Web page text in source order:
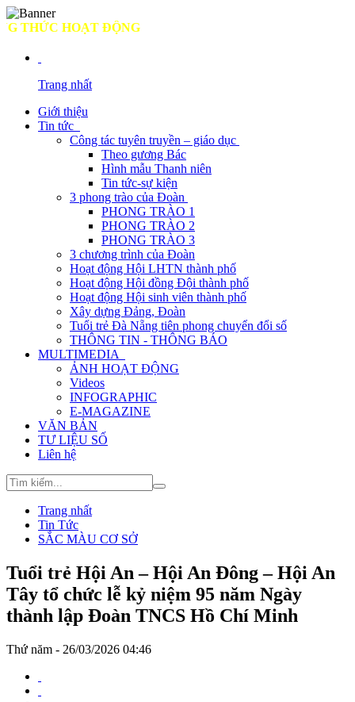
HOẠT ĐỘNG
Trang nhất
Giới thiệu
Tin tức
Công tác tuyên truyền – giáo dục
Theo gương Bác
Hình mẫu Thanh niên
Tin tức-sự kiện
3 phong trào của Đoàn
PHONG TRÀO 1
PHONG TRÀO 2
PHONG TRÀO 3
3 chương trình của Đoàn
Hoạt động Hội LHTN thành phố
Hoạt động Hội đồng Đội thành phố
Hoạt động Hội sinh viên thành phố
Xây dựng Đảng, Đoàn
Tuổi trẻ Đà Nẵng tiên phong chuyển đổi số
THÔNG TIN - THÔNG BÁO
MULTIMEDIA
ẢNH HOẠT ĐỘNG
Videos
INFOGRAPHIC
E-MAGAZINE
VĂN BẢN
TƯ LIỆU SỐ
Liên hệ
Trang nhất
Tin Tức
SẮC MÀU CƠ SỞ
Tuổi trẻ Hội An – Hội An Đông – Hội An
Tây tổ chức lễ kỷ niệm 95 năm Ngày
thành lập Đoàn TNCS Hồ Chí Minh
Thứ năm - 26/03/2026 04:46